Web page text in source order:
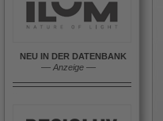
NEU IN DER DATENBANK
–– Anzeige ––